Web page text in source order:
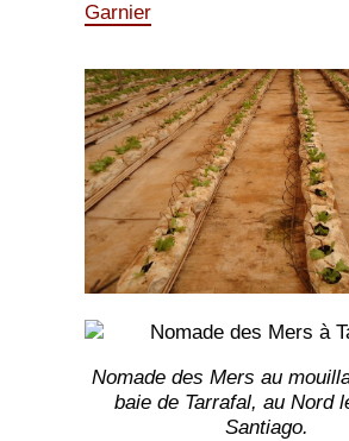
Garnier
Nomade des Mers au
baie de Tarrafal, au Nord
Santiago.